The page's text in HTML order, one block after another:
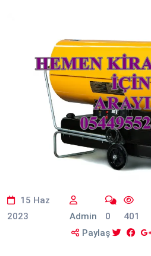
15 Haz
2023
Admin 0 401
Paylaş